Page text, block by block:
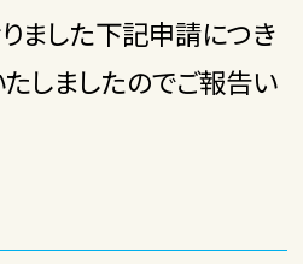
ました下記申請につき
しましたのでご報告い